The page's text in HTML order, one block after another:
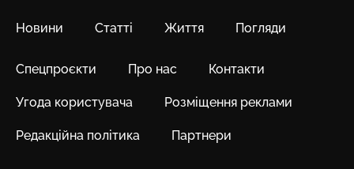
Новини Статті Життя Погляди
Спецпроєкти Про нас Контакти
Угода користувача Розміщення реклами
Редакційна політика Партнери